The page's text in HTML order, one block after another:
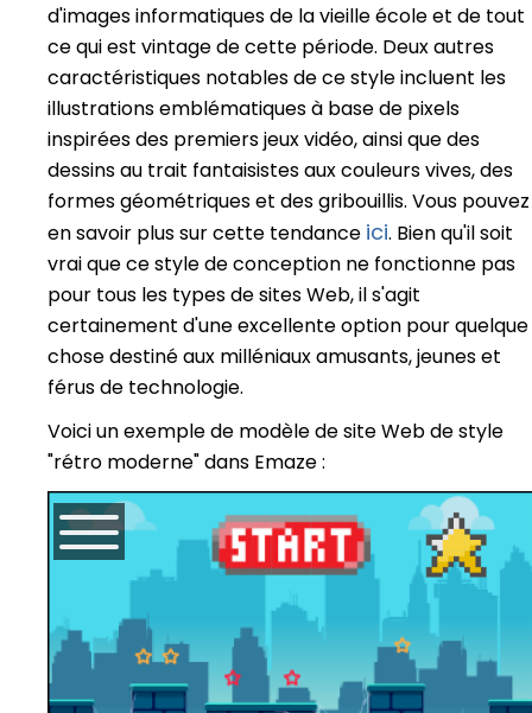
d'images informatiques de la vieille école et de tout
ce qui est vintage de cette période. Deux autres
caractéristiques notables de ce style incluent les
illustrations emblématiques à base de pixels
inspirées des premiers jeux vidéo, ainsi que des
dessins au trait fantaisistes aux couleurs vives, des
formes géométriques et des gribouillis. Vous pouvez
en savoir plus sur cette tendance ici. Bien qu'il soit
vrai que ce style de conception ne fonctionne pas
pour tous les types de sites Web, il s'agit
certainement d'une excellente option pour quelque
chose destiné aux milléniaux amusants, jeunes et
férus de technologie.
Voici un exemple de modèle de site Web de style
"rétro moderne" dans Emaze :